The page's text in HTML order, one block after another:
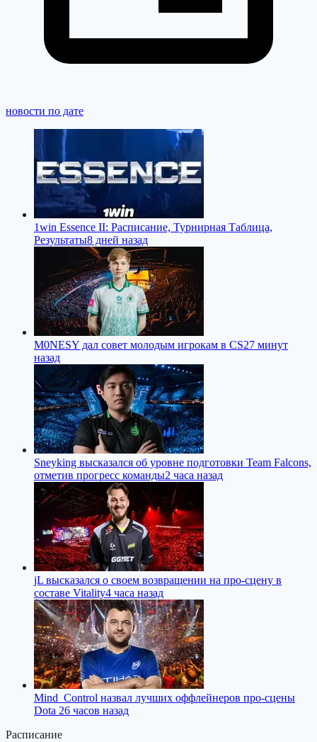
новости по дате
1win Essence II: Расписание, Турнирная Таблица,
Результаты8 дней назад
M0NESY дал совет молодым игрокам в CS27 минут
назад
Sneyking высказался об уровне подготовки Team Falcons,
отметив прогресс команды2 часа назад
jL высказался о своем возвращении на про-сцену в
составе Vitality4 часа назад
Mind_Control назвал лучших оффлейнеров про-сцены
Dota 26 часов назад
Расписание